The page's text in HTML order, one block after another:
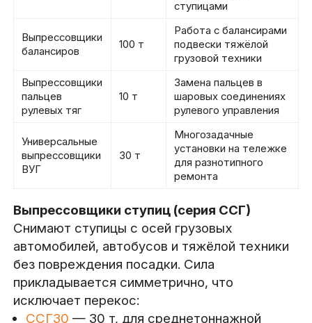
ступицами
Выпрессовщики
балансиров
100 т
Работа с балансирами
подвески тяжёлой
грузовой техники
Выпрессовщики
пальцев
рулевых тяг
10 т
Замена пальцев в
шаровых соединениях
рулевого управления
Универсальные
выпрессовщики
ВУГ
30 т
Многозадачные
установки на тележке
для разнотипного
ремонта
Выпрессовщики ступиц (серия ССГ)
Снимают ступицы с осей грузовых
автомобилей, автобусов и тяжёлой техники
без повреждения посадки. Сила
прикладывается симметрично, что
исключает перекос:
ССГ30 — 30 т, для среднетоннажной